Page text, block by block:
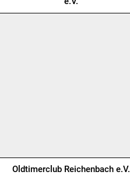
Oldtimerclub Reichenbach e.V.